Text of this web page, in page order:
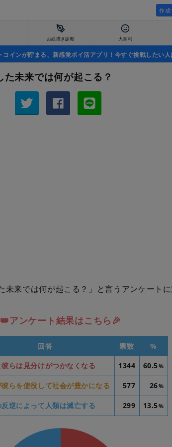
作成
お絵描き診断 大喜利
インが貯まる、新感覚ポイ活アプリ！今すぐ挑戦したい人
未来では何が起こる？
未来では何が起こる？」と言うアンケート
👑アンケート結果はこちら🎉
回答 票数 %
彼らは見分けがつかなくなる 1344 60.5%
彼らを使役して社会が豊かになる 577 26%
逆によって人類は滅亡する 299 13.5%